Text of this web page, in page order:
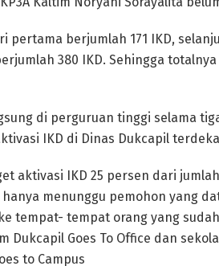
pertama berjumlah 171 IKD,
380 IKD. Sehingga
di perguruan tinggi selama
IKD di Dinas Dukcapil
aktivasi IKD 25 persen dari
menunggu pemohon yang
tempat- tempat orang yang
Dukcapil Goes To Office dan
to Campus